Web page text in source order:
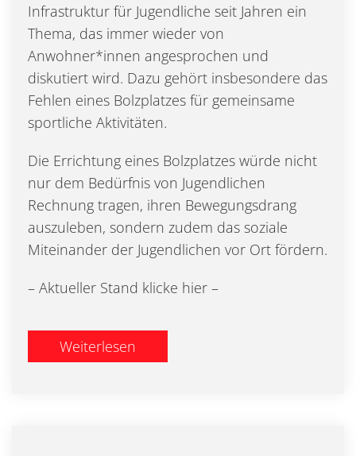
Infrastruktur für Jugendliche seit Jahren ein
Thema, das immer wieder von
Anwohner*innen angesprochen und
diskutiert wird. Dazu gehört insbesondere das
Fehlen eines Bolzplatzes für gemeinsame
sportliche Aktivitäten.
Die Errichtung eines Bolzplatzes würde nicht
nur dem Bedürfnis von Jugendlichen
Rechnung tragen, ihren Bewegungsdrang
auszuleben, sondern zudem das soziale
Miteinander der Jugendlichen vor Ort fördern.
– Aktueller Stand klicke hier –
Weiterlesen